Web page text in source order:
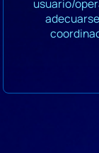
usuario/